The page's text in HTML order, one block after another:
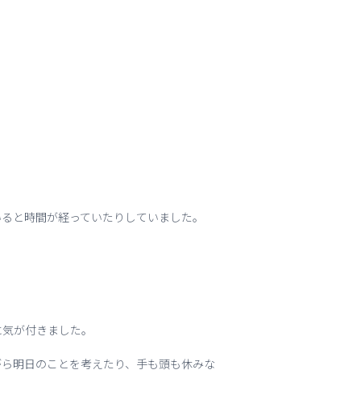
と時間が経っていたりしていました。
が付きました。
明日のことを考えたり、手も頭も休みな